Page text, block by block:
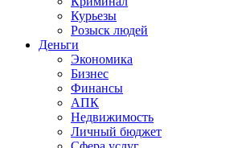
Курьезы
Розыск людей
Деньги
Экономика
Бизнес
Финансы
АПК
Недвижимость
Личный бюджет